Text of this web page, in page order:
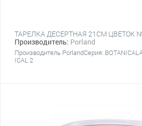
ТАРЕЛКА ДЕСЕРТНАЯ 21CM ЦВЕТОК
Производитель: Porland
Производитель PorlandСерия:
ICAL 2